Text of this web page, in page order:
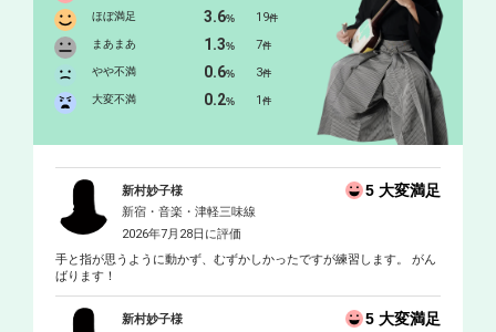
ほぼ満足 3.6% 19件
まあまあ 1.3% 7件
やや不満 0.6% 3件
大変不満 0.2% 1件
新村妙子様 5 大変満足
新宿・音楽・津軽三味線
2026年7月28日に評価
手と指が思うように動かず、むずかしかったですが練習します。 がん
ばります！
新村妙子様 5 大変満足